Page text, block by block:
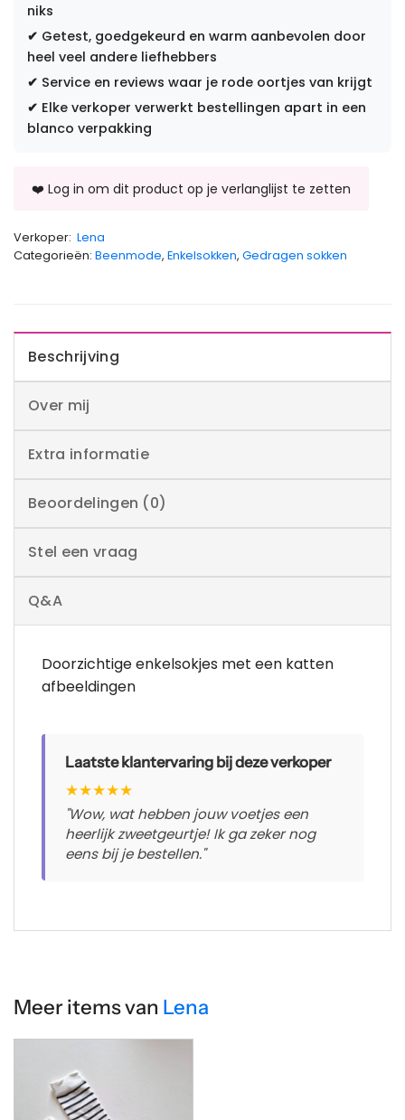
niks
✔ Getest, goedgekeurd en warm aanbevolen door
heel veel andere liefhebbers
✔ Service en reviews waar je rode oortjes van krijgt
✔ Elke verkoper verwerkt bestellingen apart in een
blanco verpakking
Verkoper: Lena
Categorieën: Beenmode, Enkelsokken, Gedragen sokken
Beschrijving
Over mij
Extra informatie
Beoordelingen (0)
Stel een vraag
Q&A
Doorzichtige enkelsokjes met een katten
afbeeldingen
Laatste klantervaring bij deze verkoper
★★★★★
"Wow, wat hebben jouw voetjes een
heerlijk zweetgeurtje! Ik ga zeker nog
eens bij je bestellen."
Meer items van Lena